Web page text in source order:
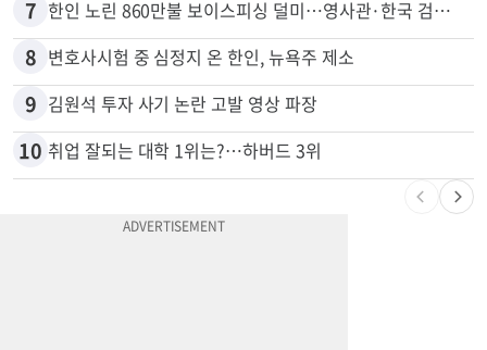
6 5주간 차 안 몰면 최대 600불 지급
7
8 변호사시험 중 심정지 온 한인, 뉴욕주 제소
9 김원석 투자 사기 논란 고발 영상 파장